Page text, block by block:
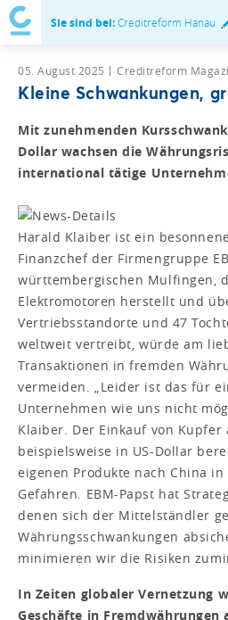
Sie sind bei:Creditreform Hanau
05. August 2025 Creditreform
Kleine Schwankungen,
Mit zunehmenden
Dollar wachsen die
international tätige
Harald Klaiber ist ein
Finanzchef der Firmengruppe
württembergischen Mulfingen,
Elektromotoren herstellt und
Vertriebsstandorte und 47
weltweit vertreibt, würde am
Transaktionen in fremden
vermeiden. „Leider ist das für
Unternehmen wie uns nicht
Klaiber. Der Einkauf von Kupfer
beispielsweise in US-Dollar
eigenen Produkte nach China
Gefahren. EBM-Papst hat
denen sich der Mittelständler
Währungsschwankungen
minimieren wir die Risiken
In Zeiten globaler Vernetzung
Geschäfte in Fremdwährungen